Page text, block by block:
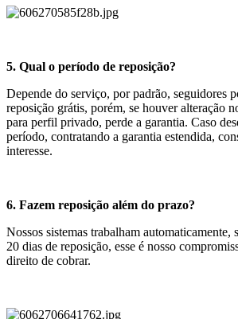
5. Qual o período de reposição?
Depende do serviço, por padrão, seguidores
reposição grátis, porém, se houver alteração
para perfil privado, perde a garantia. Caso
período, contratando a garantia estendida,
interesse.
6. Fazem reposição além do prazo?
Nossos sistemas trabalham automaticamente,
20 dias de reposição, esse é nosso
direito de cobrar.